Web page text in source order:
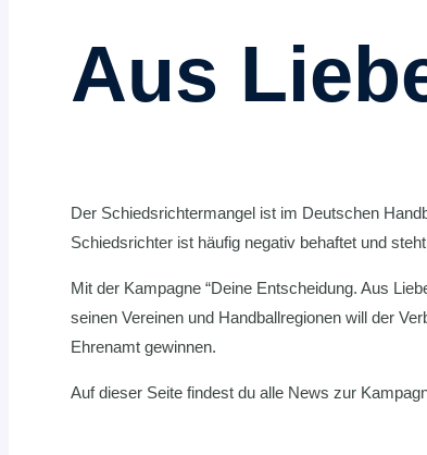
Aus
Der Schiedsrichtermangel ist im Deutschen
Schiedsrichter ist häufig negativ behaftet und
Mit der Kampagne “Deine Entscheidung. Aus
seinen Vereinen und Handballregionen will der
Ehrenamt gewinnen.
Auf dieser Seite findest du alle News zur